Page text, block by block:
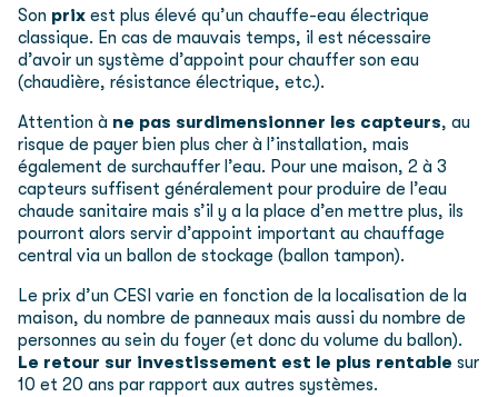
Son prix est plus élevé qu’un chauffe-eau électrique
classique. En cas de mauvais temps, il est nécessaire
d’avoir un système d’appoint pour chauffer son eau
(chaudière, résistance électrique, etc.).
Attention à ne pas surdimensionner les capteurs, au
risque de payer bien plus cher à l’installation, mais
également de surchauffer l’eau. Pour une maison, 2 à 3
capteurs suffisent généralement pour produire de l’eau
chaude sanitaire mais s’il y a la place d’en mettre plus, ils
pourront alors servir d’appoint important au chauffage
central via un ballon de stockage (ballon tampon).
Le prix d’un CESI varie en fonction de la localisation de la
maison, du nombre de panneaux mais aussi du nombre de
personnes au sein du foyer (et donc du volume du ballon).
Le retour sur investissement est le plus rentable sur
10 et 20 ans par rapport aux autres systèmes.